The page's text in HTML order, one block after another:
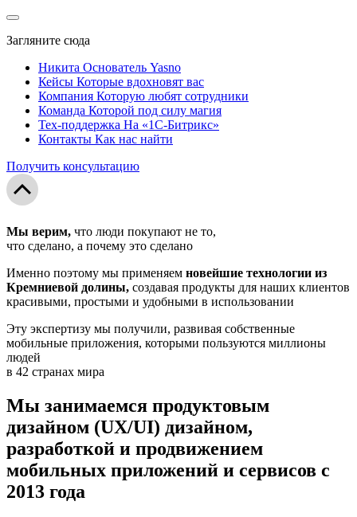
Загляните сюда
Никита Основатель Yasno
Кейсы Которые вдохновят вас
Компания Которую любят сотрудники
Команда Которой под силу магия
Тех-поддержка На «1С-Битрикс»
Контакты Как нас найти
Получить консультацию
Мы верим, что люди покупают не то,
что сделано, а почему это сделано
Именно поэтому мы применяем новейшие технологии из
Кремниевой долины, создавая продукты для наших клиентов
красивыми, простыми и удобными в использовании
Эту экспертизу мы получили, развивая собственные
мобильные приложения, которыми пользуются миллионы
людей
в 42 странах мира
Мы занимаемся продуктовым
дизайном (UX/UI) дизайном,
разработкой и продвижением
мобильных приложений и сервисов с
2013 года